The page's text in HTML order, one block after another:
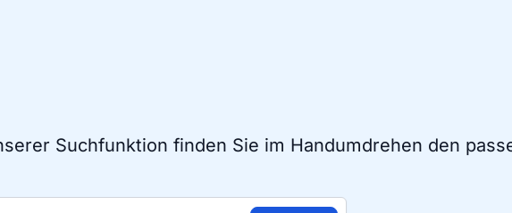
Suchfunktion finden Sie im Handumdrehen den